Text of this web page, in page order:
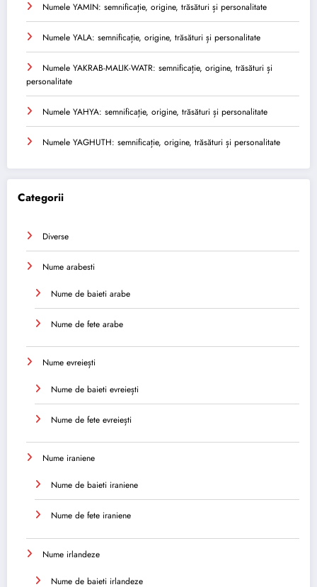
Numele YAMIN: semnificație, origine, trăsături și personalitate
Numele YALA: semnificație, origine, trăsături și personalitate
Numele YAKRAB-MALIK-WATR: semnificație, origine, trăsături și
personalitate
Numele YAHYA: semnificație, origine, trăsături și personalitate
Numele YAGHUTH: semnificație, origine, trăsături și personalitate
Categorii
Diverse
Nume arabesti
Nume de baieti arabe
Nume de fete arabe
Nume evreiești
Nume de baieti evreiești
Nume de fete evreiești
Nume iraniene
Nume de baieti iraniene
Nume de fete iraniene
Nume irlandeze
Nume de baieti irlandeze